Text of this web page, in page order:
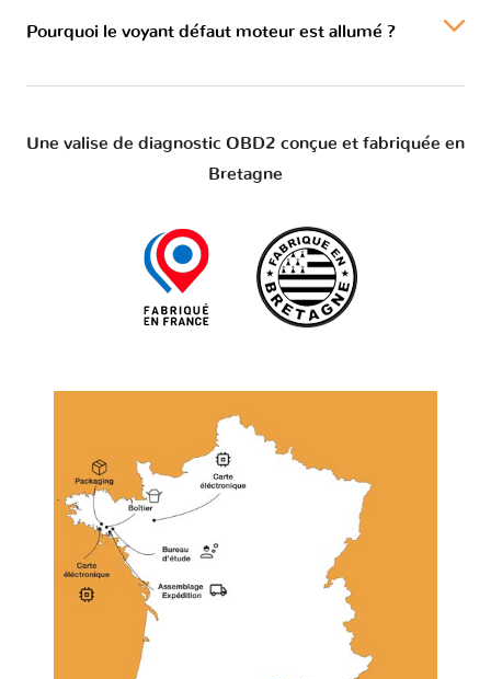
Pourquoi le voyant défaut moteur est allumé ?
Une valise de diagnostic OBD2 conçue et fabriquée en
Bretagne